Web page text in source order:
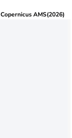
Copernicus AMS(2026)